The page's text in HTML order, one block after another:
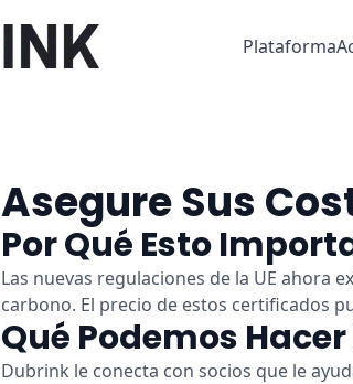
Plataforma
Asegure Sus
Por Qué Esto
Las nuevas regulaciones de la UE ahora
carbono. El precio de estos certificados
Qué Podemos
Dubrink le conecta con socios que le